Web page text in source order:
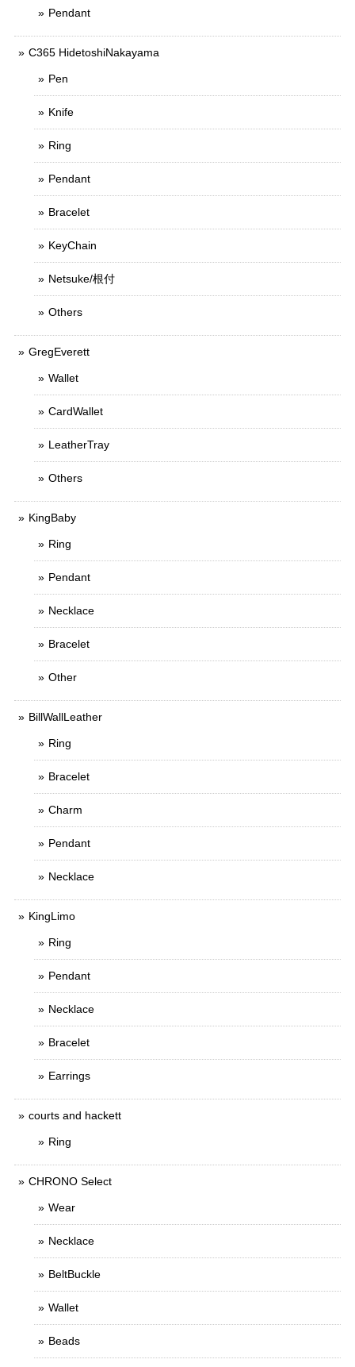
Pendant
C365 HidetoshiNakayama
Pen
Knife
Ring
Pendant
Bracelet
KeyChain
Netsuke/根付
Others
GregEverett
Wallet
CardWallet
LeatherTray
Others
KingBaby
Ring
Pendant
Necklace
Bracelet
Other
BillWallLeather
Ring
Bracelet
Charm
Pendant
Necklace
KingLimo
Ring
Pendant
Necklace
Bracelet
Earrings
courts and hackett
Ring
CHRONO Select
Wear
Necklace
BeltBuckle
Wallet
Beads